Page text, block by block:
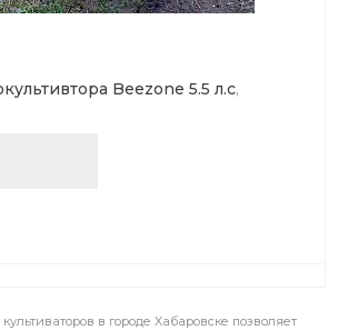
Beezone 5.5 л.с,
в городе Хабаровске позволяет